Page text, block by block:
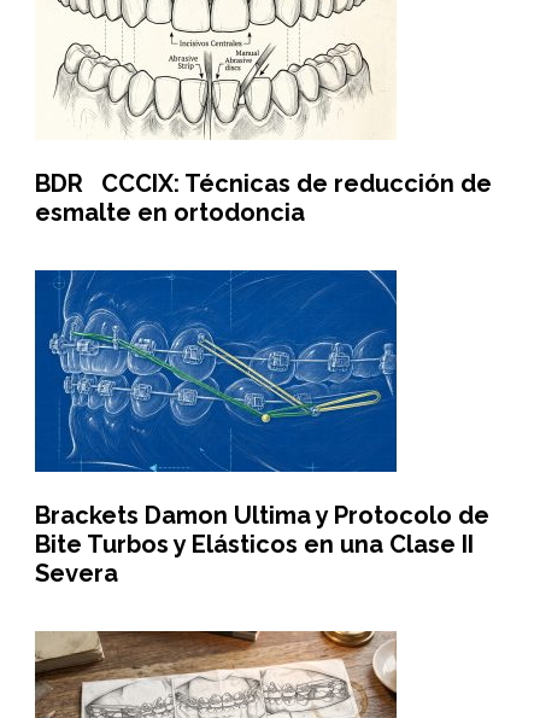
BDR CCCIX: Técnicas de reducción de
esmalte en ortodoncia
Brackets Damon Ultima y Protocolo de
Bite Turbos y Elásticos en una Clase II
Severa